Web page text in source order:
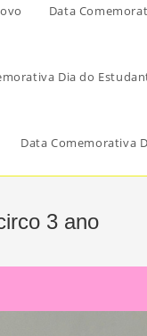
Data
Dia do
Data Comemorativa
3 ano